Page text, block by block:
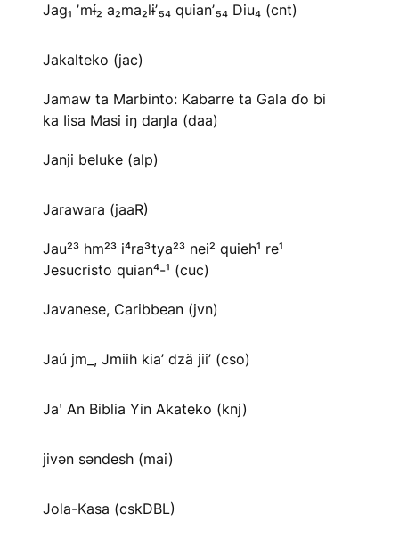
Jag₁ ʼmɨ́₂ a₂ma₂lɨʼ₅₄ quianʼ₅₄ Diu₄ (cnt)
Jakalteko (jac)
Jamaw ta Marbinto: Kabarre ta Gala ɗo bi
ka Iisa Masi iŋ daŋla (daa)
Janji beluke (alp)
Jarawara (jaaR)
Jau²³ hm²³ i⁴ra³tya²³ nei² quieh¹ re¹
Jesucristo quian⁴-¹ (cuc)
Javanese, Caribbean (jvn)
Jaú jm_, Jmiih kia’ dzä jii’ (cso)
Jaꞌ An Biblia Yin Akateko (knj)
jivən səndesh (mai)
Jola-Kasa (cskDBL)